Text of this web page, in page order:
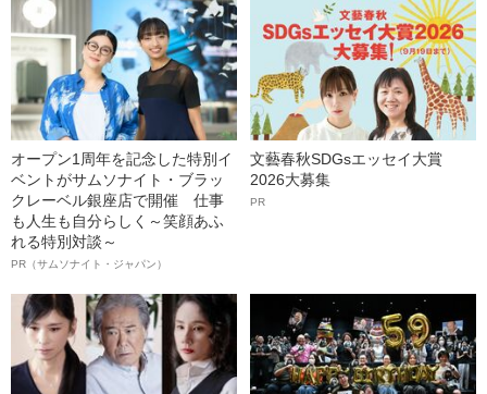
オープン1周年を記念した特別イ
ベントがサムソナイト・ブラッ
クレーベル銀座店で開催 仕事
も人生も自分らしく～笑顔あふ
れる特別対談～
PR（サムソナイト・ジャパン）
文藝春秋SDGsエッセイ大賞
2026大募集
PR